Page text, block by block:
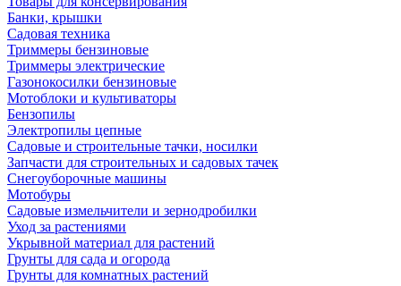
Банки, крышки
Садовая техника
Триммеры бензиновые
Триммеры электрические
Газонокосилки бензиновые
Мотоблоки и культиваторы
Бензопилы
Электропилы цепные
Садовые и строительные тачки, носилки
Запчасти для строительных и садовых тачек
Снегоуборочные машины
Мотобуры
Садовые измельчители и зернодробилки
Уход за растениями
Укрывной материал для растений
Грунты для сада и огорода
Грунты для комнатных растений